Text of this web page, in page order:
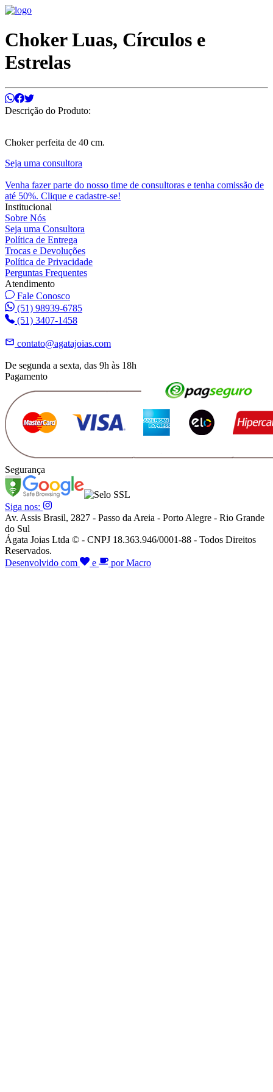
Choker Luas, Círculos e
Estrelas
Descrição do Produto:
Choker perfeita de 40 cm.
Seja uma consultora
Venha fazer parte do nosso time de consultoras e tenha comissão de
até 50%. Clique e cadastre-se!
Institucional
Sobre Nós
Seja uma Consultora
Política de Entrega
Trocas e Devoluções
Política de Privacidade
Perguntas Frequentes
Atendimento
Fale Conosco
(51) 98939-6785
(51) 3407-1458
contato@agatajoias.com
De segunda a sexta, das 9h às 18h
Pagamento
Segurança
Siga nos:
Av. Assis Brasil, 2827 - Passo da Areia - Porto Alegre - Rio Grande
do Sul
Ágata Joias Ltda © - CNPJ 18.363.946/0001-88 - Todos Direitos
Reservados.
Desenvolvido com
e por Macro